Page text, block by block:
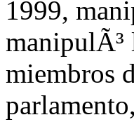
1999,
manipulÃ³
miembros